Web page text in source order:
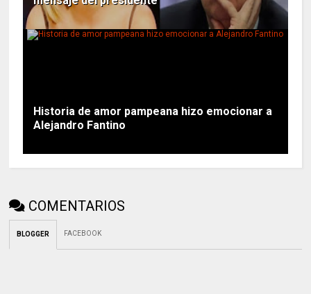
Historia de amor pampeana hizo emocionar a
Alejandro Fantino
COMENTARIOS
BLOGGER FACEBOOK